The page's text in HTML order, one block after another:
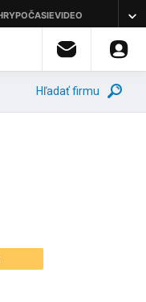
Hľadať firmu